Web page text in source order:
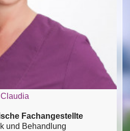
Claudia
Fachangestellte
und Behandlung